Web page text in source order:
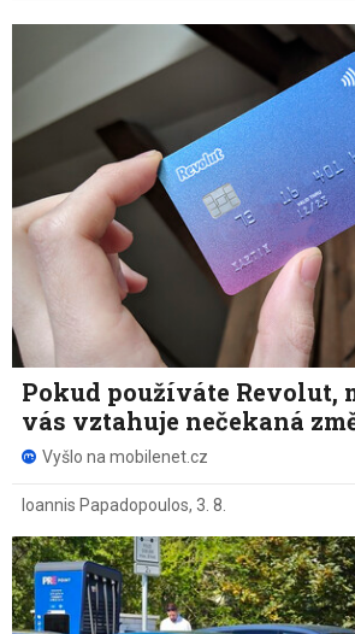
Pokud používáte Revolut,
vás vztahuje nečekaná
Vyšlo na mobilenet.cz
Ioannis Papadopoulos, 3. 8.